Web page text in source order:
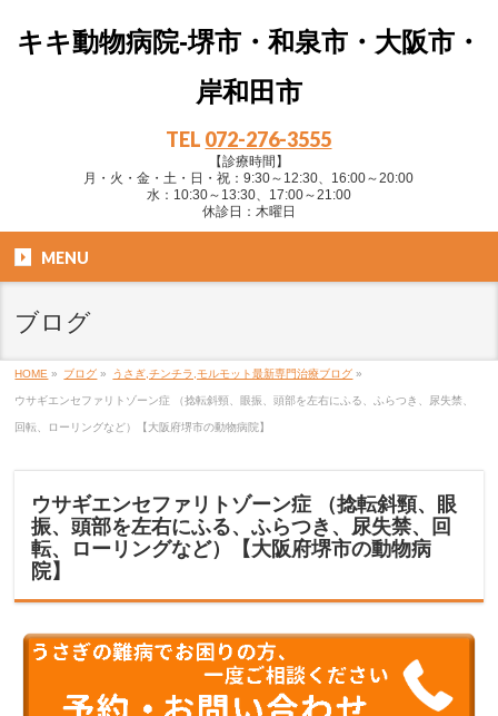
キキ動物病院-堺市・和泉市・大阪市・
岸和田市
TEL 072-276-3555
【診療時間】
月・火・金・土・日・祝：9:30～12:30、16:00～20:00
水：10:30～13:30、17:00～21:00
休診日：木曜日
MENU
ブログ
HOME » ブログ » うさぎ,チンチラ,モルモット最新専門治療ブログ »
ウサギエンセファリトゾーン症 （捻転斜頸、眼振、頭部を左右にふる、ふらつき、尿失禁、
回転、ローリングなど）【大阪府堺市の動物病院】
ウサギエンセファリトゾーン症 （捻転斜頸、眼
振、頭部を左右にふる、ふらつき、尿失禁、回
転、ローリングなど）【大阪府堺市の動物病
院】